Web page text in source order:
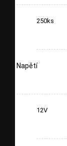
250ks
Napětí
12V